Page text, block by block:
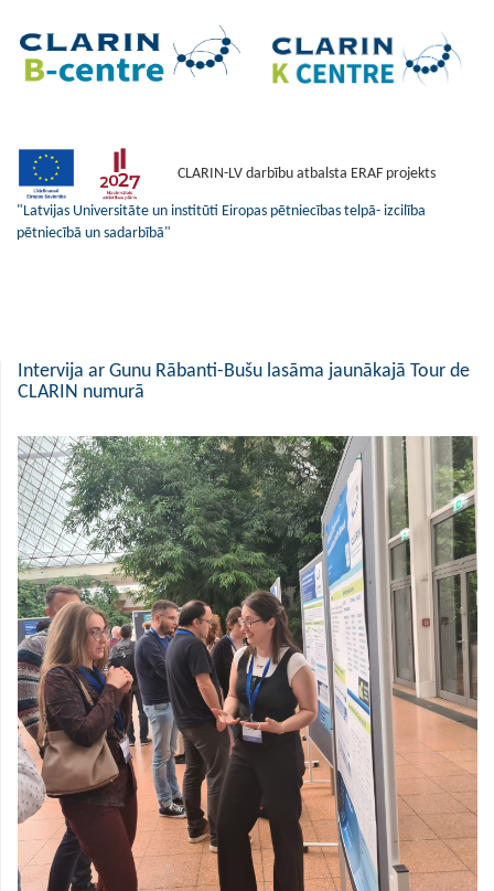
CLARIN-LV darbību atbalsta ERAF projekts
"Latvijas Universitāte un institūti Eiropas pētniecības telpā- izcilība
pētniecībā un sadarbībā"
Intervija ar Gunu Rābanti-Bušu lasāma jaunākajā Tour de
CLARIN numurā